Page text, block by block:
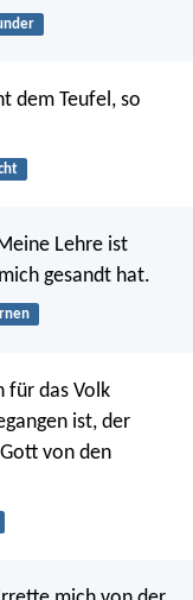
dem Teufel, so
Lehre ist
gesandt hat.
für das Volk
ist, der
von den